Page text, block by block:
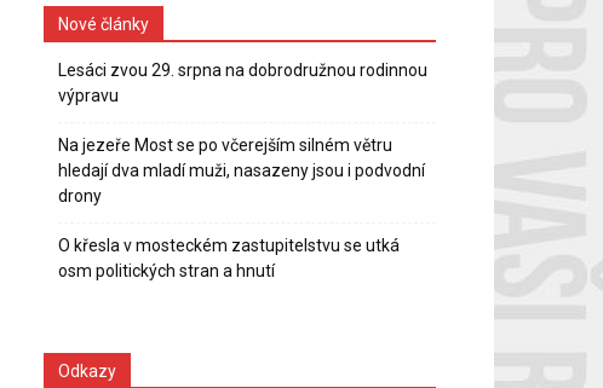
Nové články
Lesáci zvou 29. srpna na dobrodružnou rodinnou
výpravu
Na jezeře Most se po včerejším silném větru
hledají dva mladí muži, nasazeny jsou i podvodní
drony
O křesla v mosteckém zastupitelstvu se utká
osm politických stran a hnutí
Odkazy